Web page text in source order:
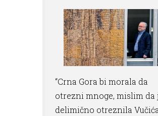
“Crna Gora bi morala da
otrezni mnoge, mislim da
delimično otreznila Vučića.